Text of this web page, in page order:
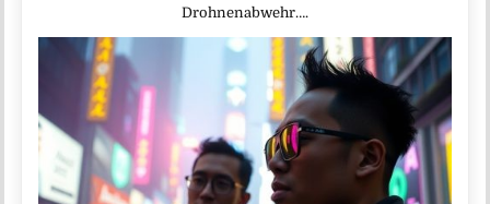
Drohnenabwehr….